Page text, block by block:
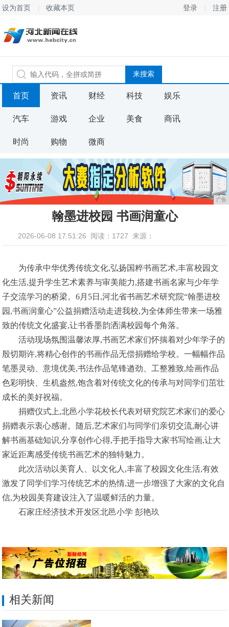
设为首页 收藏本页 登录 注册
首页 资讯 财经 科技 娱乐
汽车 游戏 企业 美食 商讯
时尚 购物 微商
广告
翰墨进校园 书画润童心
2026-06-08 17:51:26 阅读：1727 来源：
为传承中华优秀传统文化,弘扬国粹书画艺术,丰富校园文
化生活,提升学生艺术素养与审美能力,搭建书画名家与少年学
子交流学习的桥梁。6月5日,河北省书画艺术研究院“翰墨进校
园,书画润童心”公益捐赠活动走进我校,为全体师生带来一场雅
致的传统文化盛宴,让书香墨韵洒满校园每个角落。
活动现场氛围温馨浓厚,书画艺术家们怀揣着对少年学子的
殷切期许,将精心创作的书画作品无偿捐赠给学校。一幅幅作品
笔墨灵动、意境优美,书法作品笔锋遒劲、工整雅致,绘画作品
色彩明快、生机盎然,饱含着对传统文化的传承与对同学们茁壮
成长的美好祝福。
捐赠仪式上,北邑小学花校长代表对研究院艺术家们的爱心
捐赠表示衷心感谢。随后,艺术家们与同学们亲切交流,耐心讲
解书画基础知识,分享创作心得,手把手指导大家书写绘画,让大
家近距离感受传统书画艺术的独特魅力。
此次活动以美育人、以文化人,丰富了校园文化生活,有效
激发了同学们学习传统艺术的热情,进一步增强了大家的文化自
信,为校园美育建设注入了温暖鲜活的力量。
石家庄经济技术开发区北邑小学 彭艳玖
相关新闻